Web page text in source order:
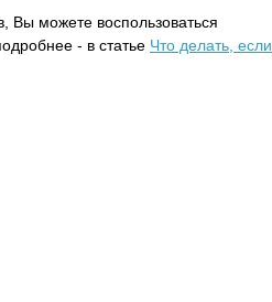
Вы можете воспользоваться
- в статье Что делать, если